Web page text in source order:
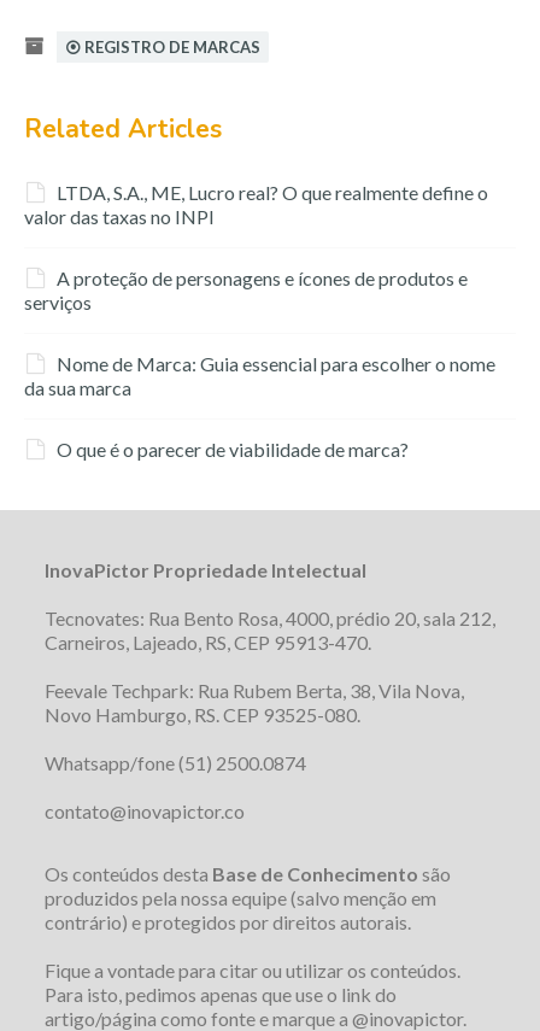
⦿ REGISTRO DE MARCAS
Related Articles
LTDA, S.A., ME, Lucro real? O que realmente define o
valor das taxas no INPI
A proteção de personagens e ícones de produtos e
serviços
Nome de Marca: Guia essencial para escolher o nome
da sua marca
O que é o parecer de viabilidade de marca?
InovaPictor Propriedade Intelectual
Tecnovates: Rua Bento Rosa, 4000, prédio 20, sala 212,
Carneiros, Lajeado, RS, CEP 95913-470.
Feevale Techpark: Rua Rubem Berta, 38, Vila Nova,
Novo Hamburgo, RS. CEP 93525-080.
Whatsapp/fone (51) 2500.0874
contato@inovapictor.co
Os conteúdos desta Base de Conhecimento são
produzidos pela nossa equipe (salvo menção em
contrário) e protegidos por direitos autorais.
Fique a vontade para citar ou utilizar os conteúdos.
Para isto, pedimos apenas que use o link do
artigo/página como fonte e marque a @inovapictor.